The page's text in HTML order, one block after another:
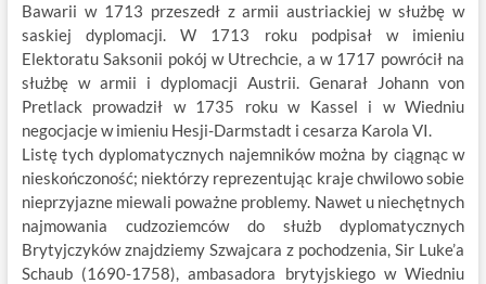
Bawarii w 1713 przeszedł z armii austriackiej w służbę w
saskiej dyplomacji. W 1713 roku podpisał w imieniu
Elektoratu Saksonii pokój w Utrechcie, a w 1717 powrócił na
służbę w armii i dyplomacji Austrii. Genarał Johann von
Pretlack prowadził w 1735 roku w Kassel i w Wiedniu
negocjacje w imieniu Hesji-Darmstadt i cesarza Karola VI.
Listę tych dyplomatycznych najemników można by ciągnąc w
nieskończoność; niektórzy reprezentując kraje chwilowo sobie
nieprzyjazne miewali poważne problemy. Nawet u niechętnych
najmowania cudzoziemców do służb dyplomatycznych
Brytyjczyków znajdziemy Szwajcara z pochodzenia, Sir Luke’a
Schaub (1690-1758), ambasadora brytyjskiego w Wiedniu